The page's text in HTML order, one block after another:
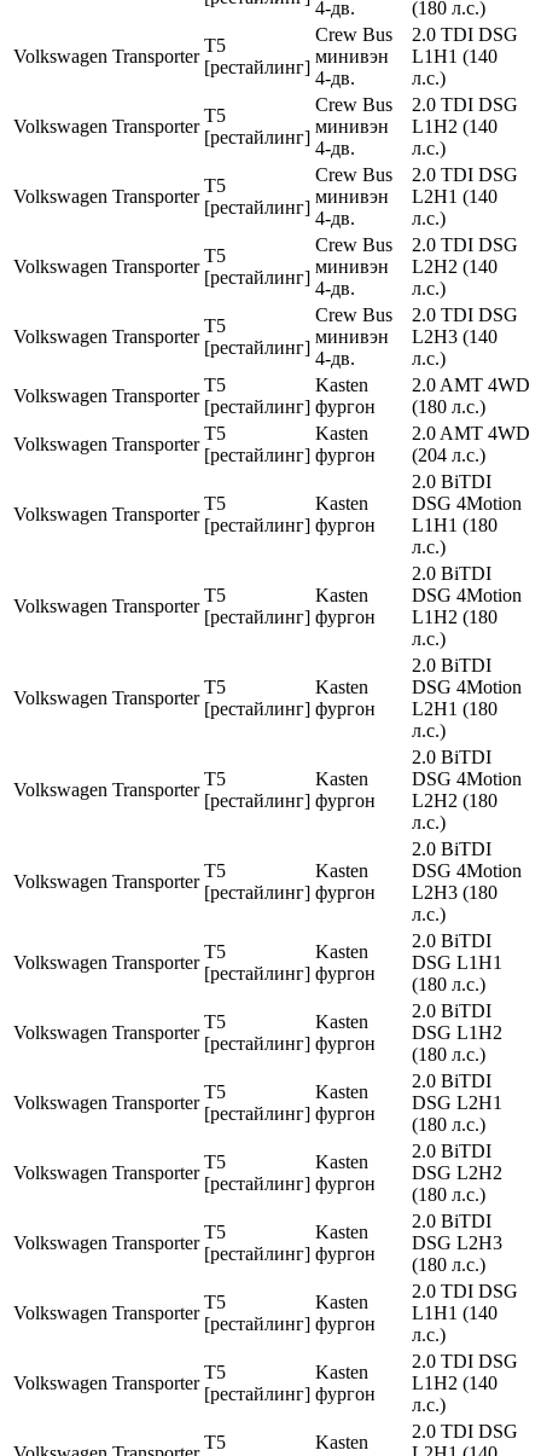
4-дв.
(180 л.с.)
Volkswagen Transporter
T5
[рестайлинг]
Crew Bus
минивэн
4-дв.
2.0 TDI DSG
L1H1 (140
л.с.)
Volkswagen Transporter
T5
[рестайлинг]
Crew Bus
минивэн
4-дв.
2.0 TDI DSG
L1H2 (140
л.с.)
Volkswagen Transporter
T5
[рестайлинг]
Crew Bus
минивэн
4-дв.
2.0 TDI DSG
L2H1 (140
л.с.)
Volkswagen Transporter
T5
[рестайлинг]
Crew Bus
минивэн
4-дв.
2.0 TDI DSG
L2H2 (140
л.с.)
Volkswagen Transporter
T5
[рестайлинг]
Crew Bus
минивэн
4-дв.
2.0 TDI DSG
L2H3 (140
л.с.)
Volkswagen Transporter
T5
[рестайлинг]
Kasten
фургон
2.0 AMT 4WD
(180 л.с.)
Volkswagen Transporter
T5
[рестайлинг]
Kasten
фургон
2.0 AMT 4WD
(204 л.с.)
Volkswagen Transporter
T5
[рестайлинг]
Kasten
фургон
2.0 BiTDI
DSG 4Motion
L1H1 (180
л.с.)
Volkswagen Transporter
T5
[рестайлинг]
Kasten
фургон
2.0 BiTDI
DSG 4Motion
L1H2 (180
л.с.)
Volkswagen Transporter
T5
[рестайлинг]
Kasten
фургон
2.0 BiTDI
DSG 4Motion
L2H1 (180
л.с.)
Volkswagen Transporter
T5
[рестайлинг]
Kasten
фургон
2.0 BiTDI
DSG 4Motion
L2H2 (180
л.с.)
Volkswagen Transporter
T5
[рестайлинг]
Kasten
фургон
2.0 BiTDI
DSG 4Motion
L2H3 (180
л.с.)
Volkswagen Transporter
T5
[рестайлинг]
Kasten
фургон
2.0 BiTDI
DSG L1H1
(180 л.с.)
Volkswagen Transporter
T5
[рестайлинг]
Kasten
фургон
2.0 BiTDI
DSG L1H2
(180 л.с.)
Volkswagen Transporter
T5
[рестайлинг]
Kasten
фургон
2.0 BiTDI
DSG L2H1
(180 л.с.)
Volkswagen Transporter
T5
[рестайлинг]
Kasten
фургон
2.0 BiTDI
DSG L2H2
(180 л.с.)
Volkswagen Transporter
T5
[рестайлинг]
Kasten
фургон
2.0 BiTDI
DSG L2H3
(180 л.с.)
Volkswagen Transporter
T5
[рестайлинг]
Kasten
фургон
2.0 TDI DSG
L1H1 (140
л.с.)
Volkswagen Transporter
T5
[рестайлинг]
Kasten
фургон
2.0 TDI DSG
L1H2 (140
л.с.)
T5
Kasten
2.0 TDI DSG